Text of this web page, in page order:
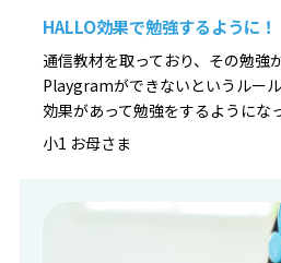
【まずはお気軽に無料体験へ！】
▼お申込み・詳細はこちら
https://pr1.yarukiswitch.jp/lp/
HALLO効果で勉強するように！
通信教材を取っており、その勉強
Playgramができないというルー
効果があって勉強をするようにな
小1 お母さま